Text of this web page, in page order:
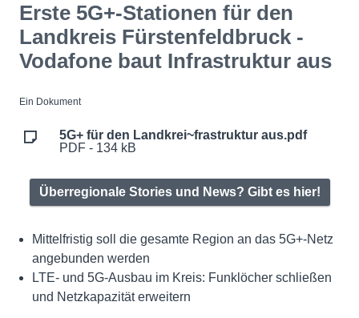
Erste 5G+-Stationen für den
Landkreis Fürstenfeldbruck -
Vodafone baut Infrastruktur aus
Ein Dokument
5G+ für den Landkrei~frastruktur aus.pdf
PDF - 134 kB
Überregionale Stories und News? Gibt es hier!
Mittelfristig soll die gesamte Region an das 5G+-Netz
angebunden werden
LTE- und 5G-Ausbau im Kreis: Funklöcher schließen
und Netzkapazität erweitern